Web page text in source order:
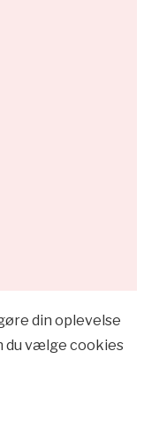
din oplevelse
du vælge cookies